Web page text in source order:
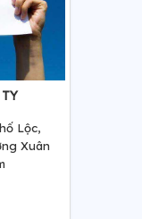
Lộc,
Xuân